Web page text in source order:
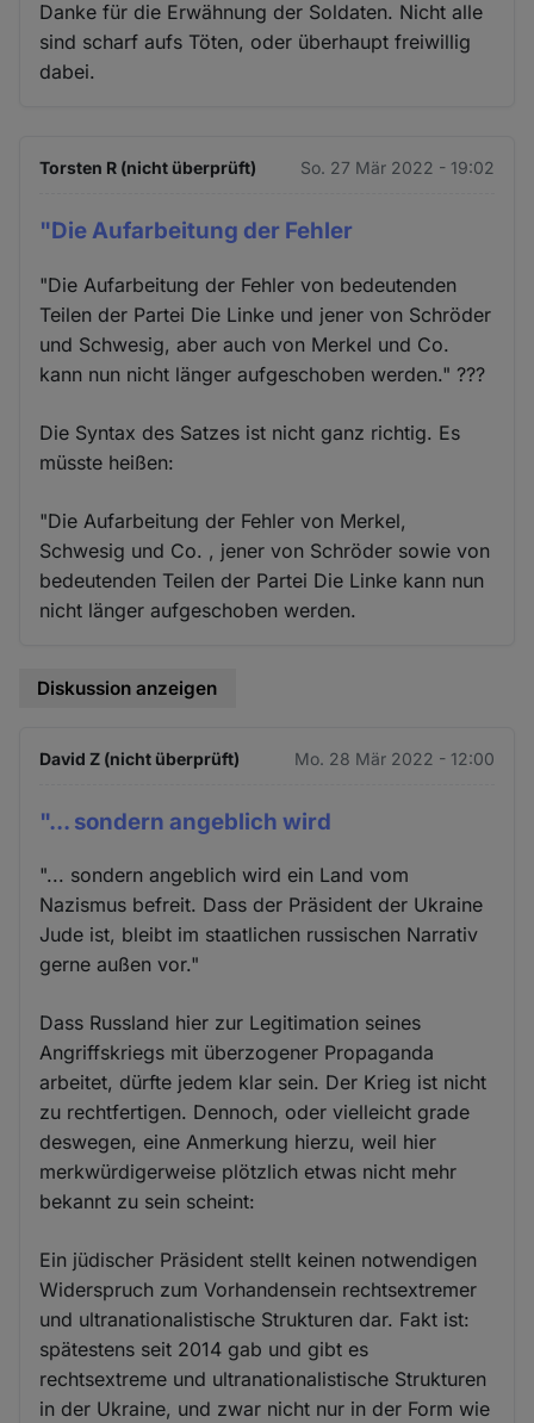
Danke für die Erwähnung der Soldaten. Nicht alle
sind scharf aufs Töten, oder überhaupt freiwillig
dabei.
Torsten R (nicht überprüft) So. 27 Mär 2022 - 19:02
"Die Aufarbeitung der Fehler
"Die Aufarbeitung der Fehler von bedeutenden
Teilen der Partei Die Linke und jener von Schröder
und Schwesig, aber auch von Merkel und Co.
kann nun nicht länger aufgeschoben werden." ???
Die Syntax des Satzes ist nicht ganz richtig. Es
müsste heißen:
"Die Aufarbeitung der Fehler von Merkel,
Schwesig und Co. , jener von Schröder sowie von
bedeutenden Teilen der Partei Die Linke kann nun
nicht länger aufgeschoben werden.
Diskussion anzeigen
David Z (nicht überprüft) Mo. 28 Mär 2022 - 12:00
"... sondern angeblich wird
"... sondern angeblich wird ein Land vom
Nazismus befreit. Dass der Präsident der Ukraine
Jude ist, bleibt im staatlichen russischen Narrativ
gerne außen vor."
Dass Russland hier zur Legitimation seines
Angriffskriegs mit überzogener Propaganda
arbeitet, dürfte jedem klar sein. Der Krieg ist nicht
zu rechtfertigen. Dennoch, oder vielleicht grade
deswegen, eine Anmerkung hierzu, weil hier
merkwürdigerweise plötzlich etwas nicht mehr
bekannt zu sein scheint:
Ein jüdischer Präsident stellt keinen notwendigen
Widerspruch zum Vorhandensein rechtsextremer
und ultranationalistische Strukturen dar. Fakt ist:
spätestens seit 2014 gab und gibt es
rechtsextreme und ultranationalistische Strukturen
in der Ukraine, und zwar nicht nur in der Form wie
Cookies